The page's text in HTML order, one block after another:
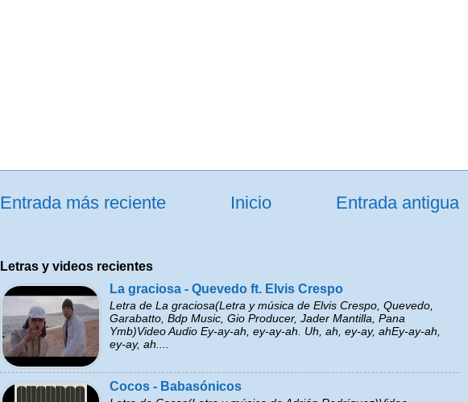
Entrada más reciente Entrada antigua
Inicio
Letras y videos recientes
La graciosa - Quevedo ft. Elvis Crespo
Letra de La graciosa(Letra y música de Elvis Crespo, Quevedo,
Garabatto, Bdp Music, Gio Producer, Jader Mantilla, Pana
Ymb)Video Audio Ey-ay-ah, ey-ay-ah. Uh, ah, ey-ay, ahEy-ay-ah,
ey-ay, ah....
Cocos - Babasónicos